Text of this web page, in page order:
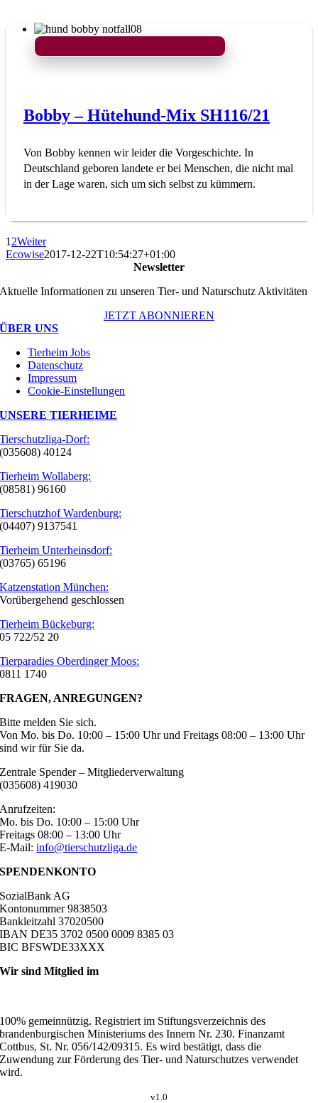
Bobby – Hütehund-Mix SH116/21
Von Bobby kennen wir leider die Vorgeschichte. In
Deutschland geboren landete er bei Menschen, die nicht mal
in der Lage waren, sich um sich selbst zu kümmern.
1 2Weiter
Ecowise2017-12-22T10:54:27+01:00
Newsletter
Aktuelle Informationen zu unseren Tier- und Naturschutz Aktivitäten
JETZT ABONNIEREN
ÜBER UNS
Tierheim Jobs
Datenschutz
Impressum
Cookie-Einstellungen
UNSERE TIERHEIME
Tierschutzliga-Dorf:
(035608) 40124
Tierheim Wollaberg:
(08581) 96160
Tierschutzhof Wardenburg:
(04407) 9137541
Tierheim Unterheinsdorf:
(03765) 65196
Katzenstation München:
Vorübergehend geschlossen
Tierheim Bückeburg:
05 722/52 20
Tierparadies Oberdinger Moos:
0811 1740
FRAGEN, ANREGUNGEN?
Bitte melden Sie sich.
Von Mo. bis Do. 10:00 – 15:00 Uhr und Freitags 08:00 – 13:00 Uhr
sind wir für Sie da.
Zentrale Spender – Mitgliederverwaltung
(035608) 419030
Anrufzeiten:
Mo. bis Do. 10:00 – 15:00 Uhr
Freitags 08:00 – 13:00 Uhr
E-Mail:info@tierschutzliga.de
SPENDENKONTO
SozialBank AG
Kontonummer 9838503
Bankleitzahl 37020500
IBAN DE35 3702 0500 0009 8385 03
BIC BFSWDE33XXX
Wir sind Mitglied im
100% gemeinnützig. Registriert im Stiftungsverzeichnis des
brandenburgischen Ministeriums des Innern Nr. 230. Finanzamt
Cottbus, St. Nr. 056/142/09315. Es wird bestätigt, dass die
Zuwendung zur Förderung des Tier- und Naturschutzes verwendet
wird.
v1.0